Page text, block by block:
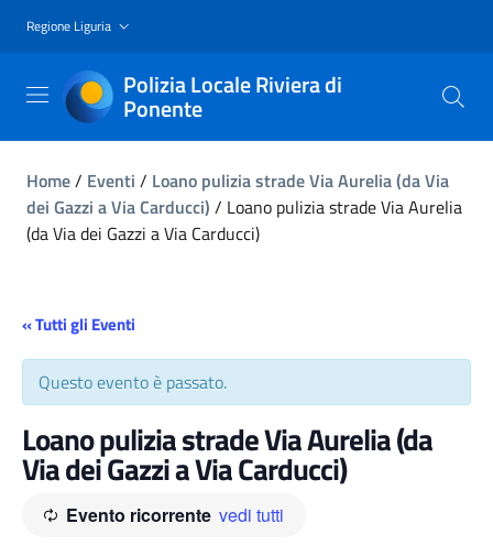
Regione Liguria
Polizia Locale Riviera di
Ponente
Home/ Eventi / Loano pulizia strade Via Aurelia (da Via
dei Gazzi a Via Carducci) / Loano pulizia strade Via Aurelia
(da Via dei Gazzi a Via Carducci)
« Tutti gli Eventi
Questo evento è passato.
Loano pulizia strade Via Aurelia (da
Via dei Gazzi a Via Carducci)
Evento ricorrente vedi tutti